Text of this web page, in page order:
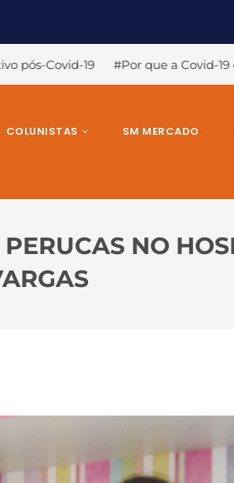
Covid-19 causa a perda de olfato e
COLUNISTAS SM MERCADO
NO